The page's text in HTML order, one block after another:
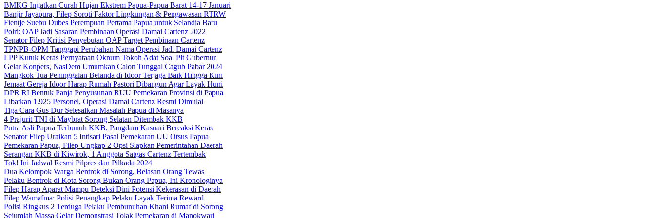
BMKG Ingatkan Curah Hujan Ekstrem Papua-Papua Barat 14-17 Januari
Banjir Jayapura, Filep Soroti Faktor Lingkungan & Pengawasan RTRW
Fientje Suebu Dubes Perempuan Pertama Papua untuk Selandia Baru
Polri: OAP Jadi Sasaran Pembinaan Operasi Damai Cartenz 2022
Senator Filep Kritisi Penyebutan OAP Target Pembinaan Cartenz
TPNPB-OPM Tanggapi Perubahan Nama Operasi Jadi Damai Cartenz
LPP Kutuk Keras Pernyataan Oknum Tokoh Adat Soal Plt Gubernur
Gelar Konpers, NasDem Umumkan Calon Tunggal Cagub Pabar 2024
Mangkok Tua Peninggalan Belanda di Idoor Terjaga Baik Hingga Kini
Jemaat Gereja Idoor Harap Rumah Pastori Dibangun Agar Layak Huni
DPR RI Bentuk Panja Penyusunan RUU Pemekaran Provinsi di Papua
Libatkan 1.925 Personel, Operasi Damai Cartenz Resmi Dimulai
Tiga Cara Gus Dur Selesaikan Masalah Papua di Masanya
4 Prajurit TNI di Maybrat Sorong Selatan Ditembak KKB
Putra Asli Papua Terbunuh KKB, Pangdam Kasuari Bereaksi Keras
Senator Filep Uraikan 5 Intisari Pasal Pemekaran UU Otsus Papua
Pemekaran Papua, Filep Ungkap 2 Opsi Siapkan Pemerintahan Daerah
Serangan KKB di Kiwirok, 1 Anggota Satgas Cartenz Tertembak
Tok! Ini Jadwal Resmi Pilpres dan Pilkada 2024
Dua Kelompok Warga Bentrok di Sorong, Belasan Orang Tewas
Pelaku Bentrok di Kota Sorong Bukan Orang Papua, Ini Kronologinya
Filep Harap Aparat Mampu Deteksi Dini Potensi Kekerasan di Daerah
Filep Wamafma: Polisi Penangkap Pelaku Layak Terima Reward
Polisi Ringkus 2 Terduga Pelaku Pembunuhan Khani Rumaf di Sorong
Sejumlah Massa Gelar Demonstrasi Tolak Pemekaran di Manokwari